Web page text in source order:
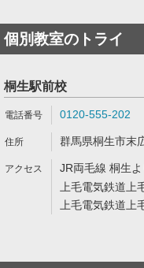
個別教室のトライ
桐生駅前校
0120-555-202
群馬県桐生市末
JR両毛線 桐生
上毛電気鉄道
上毛電気鉄道